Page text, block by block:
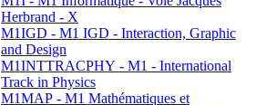
Herbrand - X
M1IGD - M1 IGD - Interaction, Graphic
and Design
M1INTTRACPHY - M1 - International
Track in Physics
M1MAP - M1 Mathématiques et